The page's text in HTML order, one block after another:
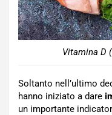
Vitamina D
Soltanto nell’ultimo
hanno iniziato a dare
un importante